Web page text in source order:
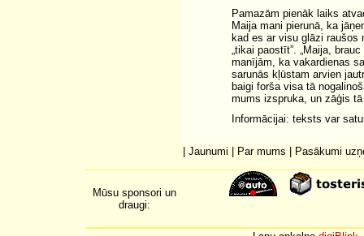
Pamazām pienāk laiks
Maija mani pierunā, ka
kad es ar visu glāzi raušos
„tikai paostīt”. „Maija,
manījām, ka vakardienas
sarunās kļūstam arvien
baigi forša visa tā
mums izspruka, un zāģis
Informācijai: teksts var
Jaunumi Par mums Pasākumi
Mūsu sponsori un
draugi: